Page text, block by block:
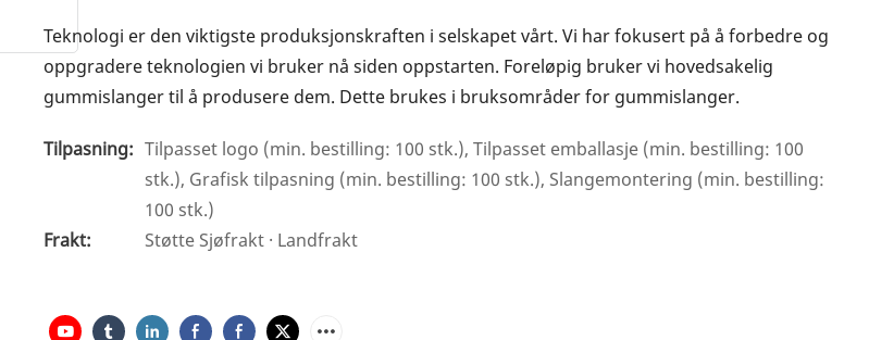
Teknologi er den viktigste produksjonskraften i selskapet vårt. Vi har fokusert på å forbedre og
oppgradere teknologien vi bruker nå siden oppstarten. Foreløpig bruker vi hovedsakelig
gummislanger til å produsere dem. Dette brukes i bruksområder for gummislanger.
Tilpasning: Tilpasset logo (min. bestilling: 100 stk.), Tilpasset emballasje (min. bestilling: 100
stk.), Grafisk tilpasning (min. bestilling: 100 stk.), Slangemontering (min. bestilling:
100 stk.)
Frakt:
Støtte Sjøfrakt · Landfrakt